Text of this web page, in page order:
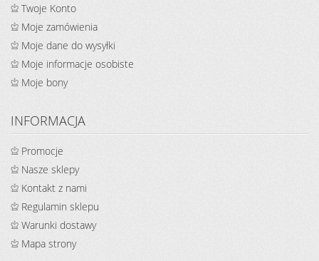
Twoje Konto
Moje zamówienia
Moje dane do wysyłki
Moje informacje osobiste
Moje bony
INFORMACJA
Promocje
Nasze sklepy
Kontakt z nami
Regulamin sklepu
Warunki dostawy
Mapa strony